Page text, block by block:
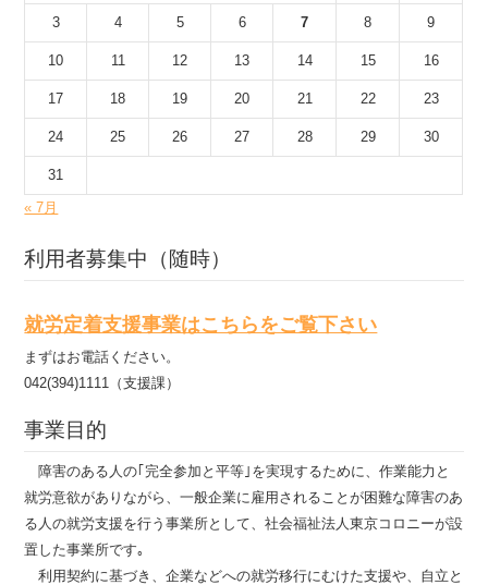
3 4 5 6 7 8 9
10 11 12 13 14 15 16
17 18 19 20 21 22 23
24 25 26 27 28 29 30
31
« 7月
利用者募集中（随時）
就労定着支援事業はこちらをご覧下さい
まずはお電話ください。
042(394)1111（支援課）
事業目的
障害のある人の｢完全参加と平等｣を実現するために、作業能力と
就労意欲がありながら、一般企業に雇用されることが困難な障害のあ
る人の就労支援を行う事業所として、社会福祉法人東京コロニーが設
置した事業所です｡
利用契約に基づき、企業などへの就労移行にむけた支援や、自立と